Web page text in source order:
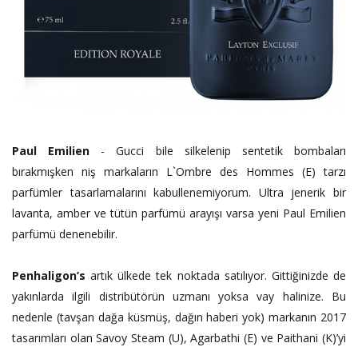
Paul Emilien - Gucci bile silkelenip sentetik bombaları
bırakmışken niş markaların L`Ombre des Hommes (E) tarzı
parfümler tasarlamalarını kabullenemiyorum. Ultra jenerik bir
lavanta, amber ve tütün parfümü arayışı varsa yeni Paul Emilien
parfümü denenebilir.
Penhaligon’s artık ülkede tek noktada satılıyor. Gittiğinizde de
yakınlarda ilgili distribütörün uzmanı yoksa vay halinize. Bu
nedenle (tavşan dağa küsmüş, dağın haberi yok) markanın 2017
tasarımları olan Savoy Steam (U), Agarbathi (E) ve Paithani (K)’yi